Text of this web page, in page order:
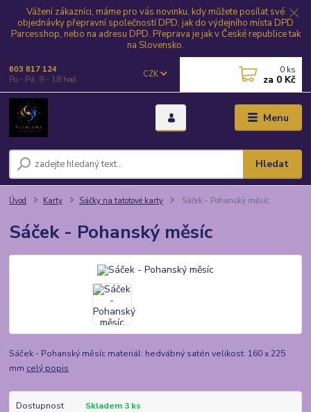
Vážení zákazníci, máme pro vás novinku, kdy můžete posílat své
objednávky přepravní společností DPD, jak do výdejního místa DPD
Parcesshop, nebo na adresu DPD. Přeprava je jak v České republice tak
na Slovensko.
Menu
CZK
Hledat
603 817 124
Po - Pá, 9 - 18 hod.
0 ks
za 0 Kč
Úvod Karty Sáčky na tatotové karty Sáček - Pohanský měsíc
Sáček - Pohanský měsíc
Sáček - Pohanský měsíc materiál: hedvábný satén velikost: 160 x 225
mm celý popis
Dostupnost Skladem 3 ks